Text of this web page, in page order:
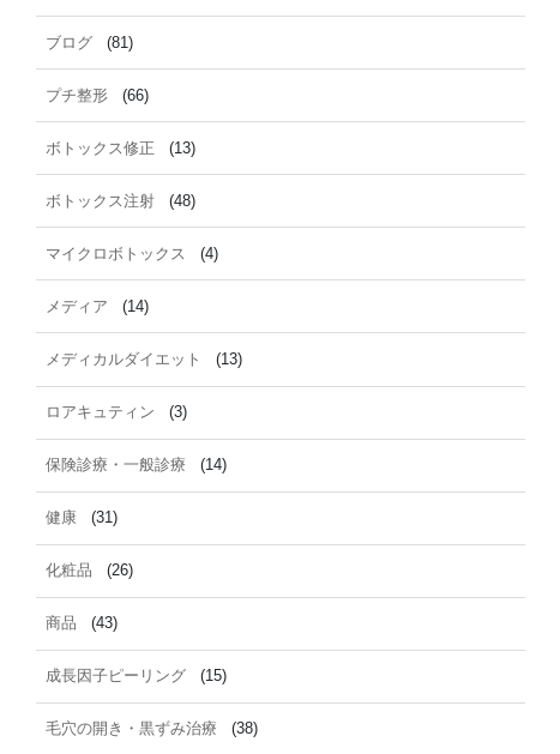
ブログ (81)
プチ整形 (66)
ボトックス修正 (13)
ボトックス注射 (48)
マイクロボトックス (4)
メディア (14)
メディカルダイエット (13)
ロアキュティン (3)
保険診療・一般診療 (14)
健康 (31)
化粧品 (26)
商品 (43)
成長因子ピーリング (15)
毛穴の開き・黒ずみ治療 (38)